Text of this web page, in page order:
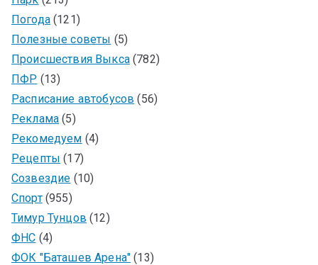
Погода(121)
Полезные советы (5)
Происшествия Выкса(782)
ПФР (13)
Расписание автобусов (56)
Реклама (5)
Рекомедуем (4)
Рецепты (17)
Созвездие (10)
Спорт(955)
Тимур Тунцов (12)
ФНС (4)
ФОК "Баташев Арена" (13)